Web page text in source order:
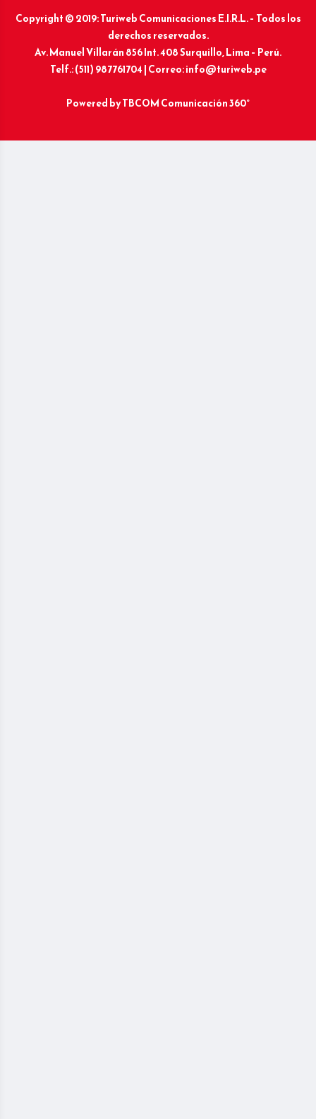
Copyright © 2019: Turiweb Comunicaciones E.I.R.L. – Todos los
derechos reservados.
Av. Manuel Villarán 856 Int. 408 Surquillo, Lima – Perú.
Telf.: (511) 987761704 | Correo: info@turiweb.pe
Powered byTBCOM Comunicación 360°